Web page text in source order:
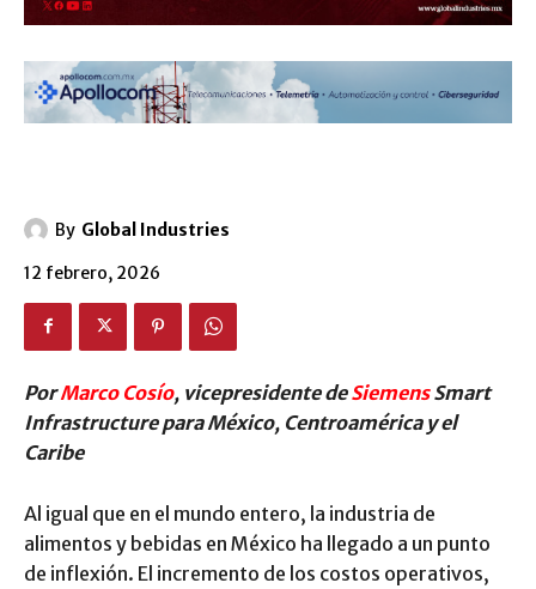
By Global Industries
12 febrero, 2026
PorMarco Cosío, vicepresidente deSiemensSmart
Infrastructure para México, Centroamérica y el
Caribe
Al igual que en el mundo entero, la industria de
alimentos y bebidas en México ha llegado a un punto
de inflexión. El incremento de los costos operativos,